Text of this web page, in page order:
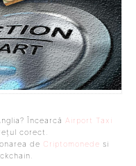
Încearcă Airport Taxi
corect.
de Criptomonede si